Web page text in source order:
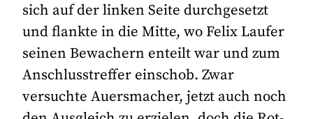
sich auf der linken Seite durchgesetzt
und flankte in die Mitte, wo Felix Laufer
seinen Bewachern enteilt war und zum
Anschlusstreffer einschob. Zwar
versuchte Auersmacher, jetzt auch noch